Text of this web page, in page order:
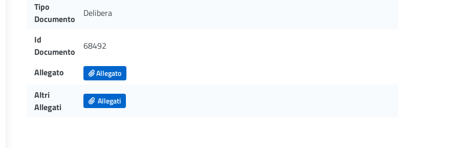
Tipo
Documento
Delibera
Id
Documento
68492
Allegato Allegato
Altri
Allegati
Allegati